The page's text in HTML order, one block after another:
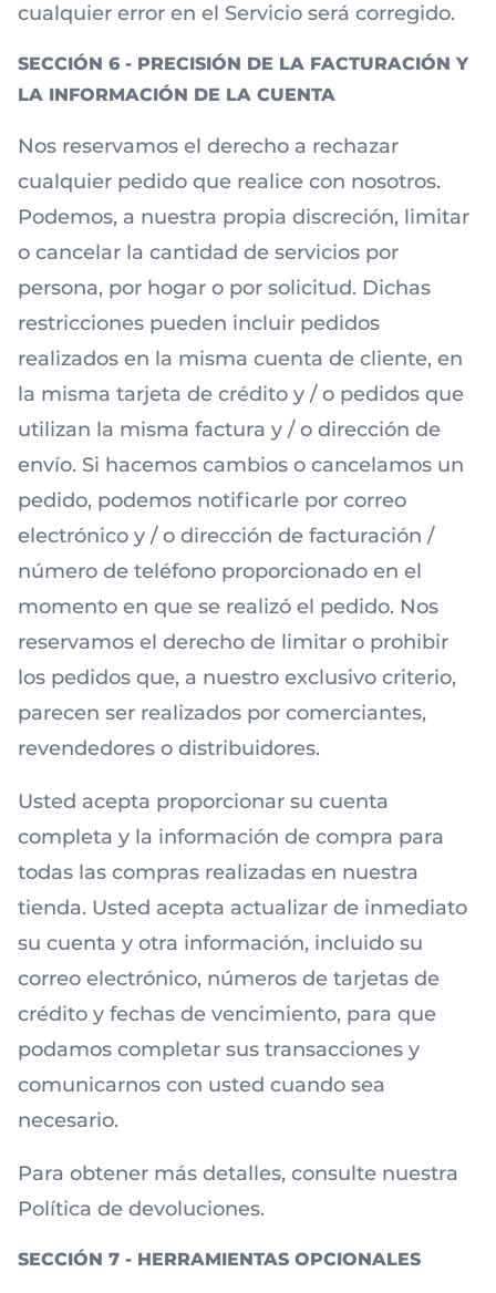
cualquier error en el Servicio será corregido.
SECCIÓN 6 - PRECISIÓN DE LA FACTURACIÓN Y
LA INFORMACIÓN DE LA CUENTA
Nos reservamos el derecho a rechazar
cualquier pedido que realice con nosotros.
Podemos, a nuestra propia discreción, limitar
o cancelar la cantidad de servicios por
persona, por hogar o por solicitud. Dichas
restricciones pueden incluir pedidos
realizados en la misma cuenta de cliente, en
la misma tarjeta de crédito y / o pedidos que
utilizan la misma factura y / o dirección de
envío. Si hacemos cambios o cancelamos un
pedido, podemos notificarle por correo
electrónico y / o dirección de facturación /
número de teléfono proporcionado en el
momento en que se realizó el pedido. Nos
reservamos el derecho de limitar o prohibir
los pedidos que, a nuestro exclusivo criterio,
parecen ser realizados por comerciantes,
revendedores o distribuidores.
Usted acepta proporcionar su cuenta
completa y la información de compra para
todas las compras realizadas en nuestra
tienda. Usted acepta actualizar de inmediato
su cuenta y otra información, incluido su
correo electrónico, números de tarjetas de
crédito y fechas de vencimiento, para que
podamos completar sus transacciones y
comunicarnos con usted cuando sea
necesario.
Para obtener más detalles, consulte nuestra
Política de devoluciones.
SECCIÓN 7 - HERRAMIENTAS OPCIONALES